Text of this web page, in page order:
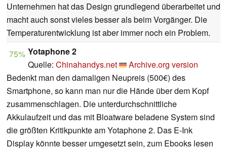
Unternehmen hat das Design grundlegend überarbeitet und
macht auch sonst vieles besser als beim Vorgänger. Die
Temperaturentwicklung ist aber immer noch ein Problem.
75% Yotaphone 2
Quelle: Chinahandys.net
Archive.org version
Bedenkt man den damaligen Neupreis (500€) des
Smartphone, so kann man nur die Hände über dem Kopf
zusammenschlagen. Die unterdurchschnittliche
Akkulaufzeit und das mit Bloatware beladene System sind
die größten Kritikpunkte am Yotaphone 2. Das E-Ink
Display könnte besser umgesetzt sein, zum Ebooks lesen